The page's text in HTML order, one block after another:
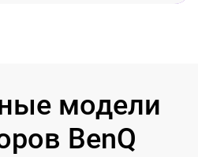
модели
BenQ